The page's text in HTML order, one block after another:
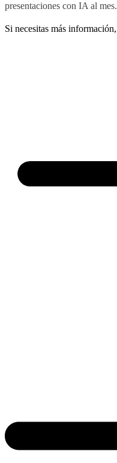
presentaciones con IA al mes.
Si necesitas más información,